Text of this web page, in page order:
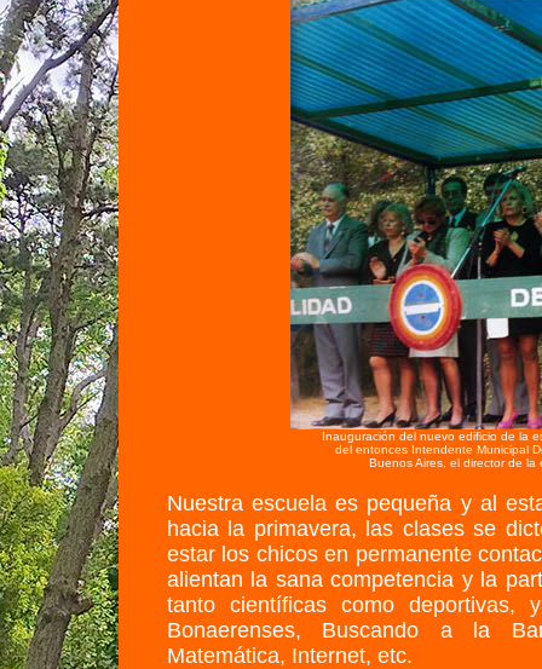
Inauguración del nuevo edificio de la
del entonces Intendente Municipal
Buenos Aires, el director de la
Nuestra escuela es pequeña y al
hacia la primavera, las clases se
estar los chicos en permanente
alientan la sana competencia y la
tanto científicas como deportivas,
Bonaerenses, Buscando a la
Matemática, Internet, etc.